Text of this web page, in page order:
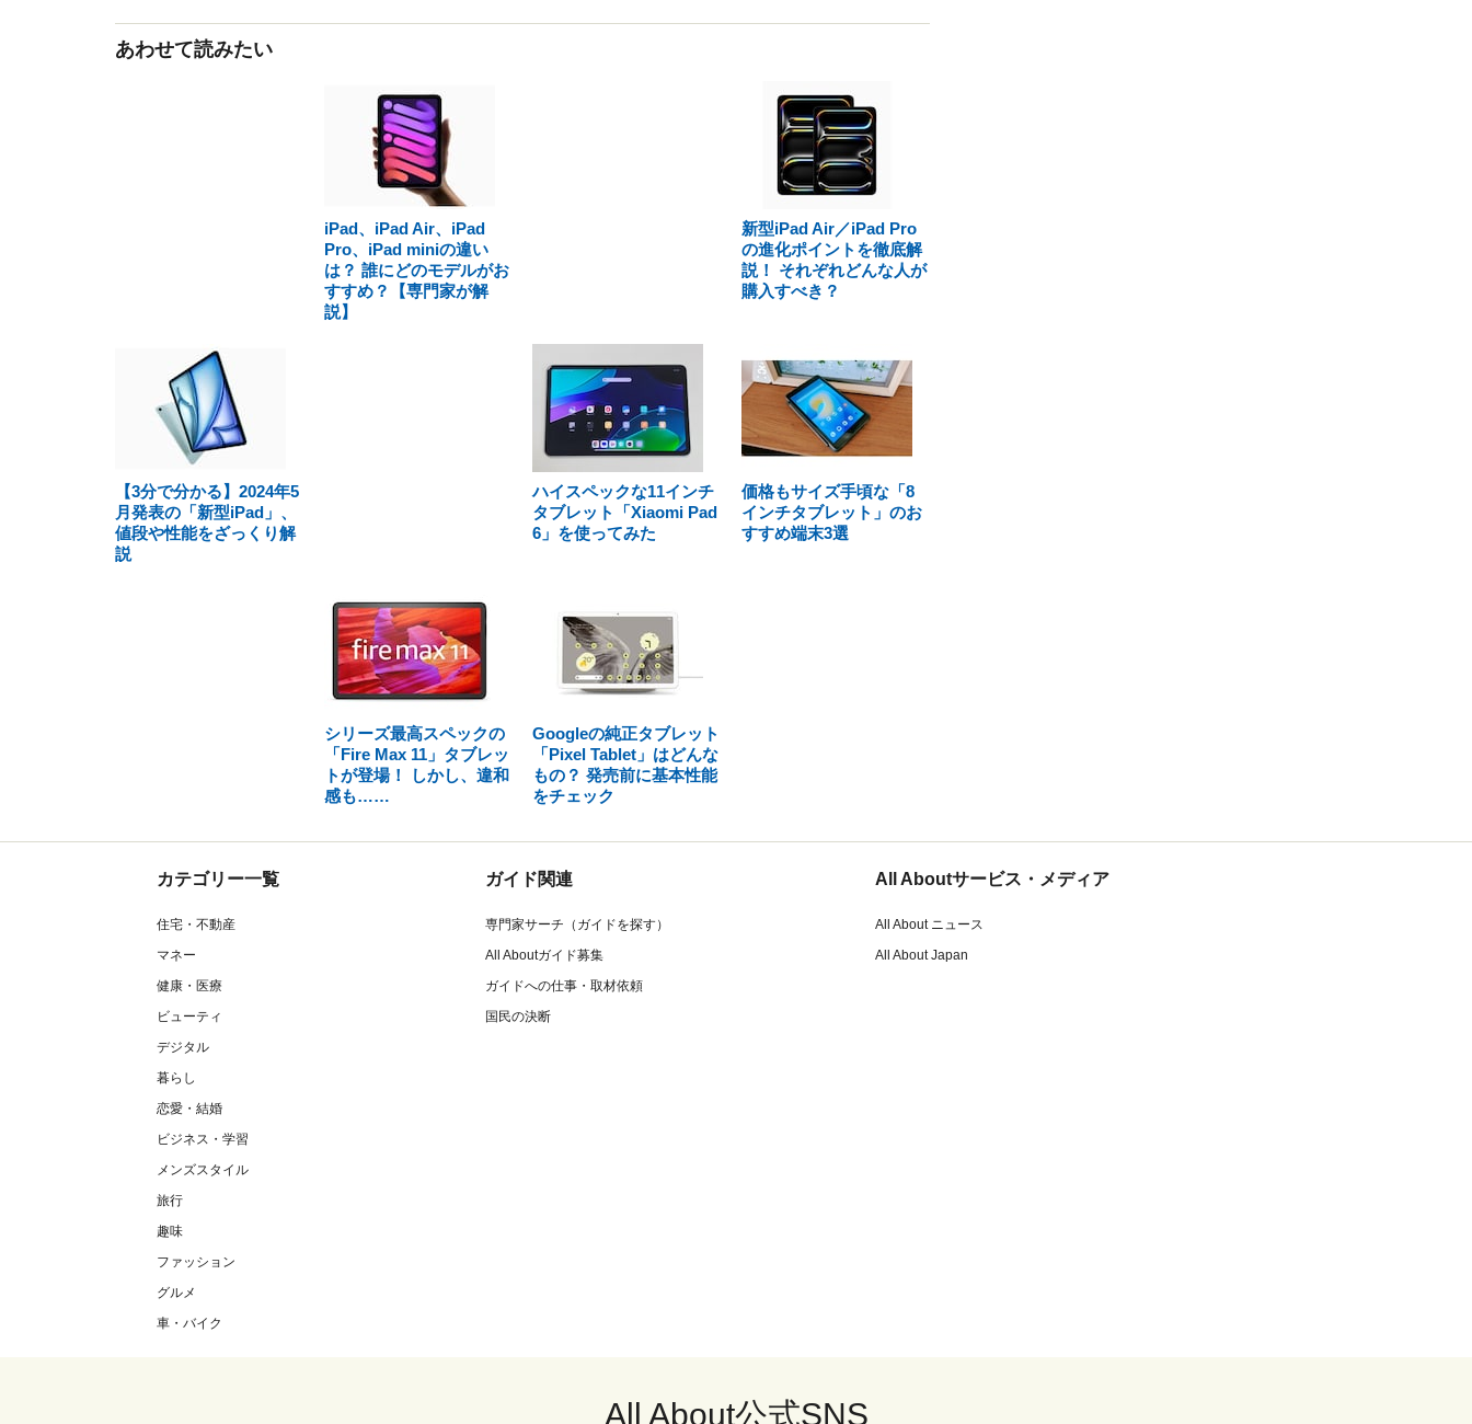
あわせて読みたい
iPad、iPad Air、iPad
Pro、iPad miniの違い
は？ 誰にどのモデルがお
すすめ？【専門家が解
説】
新型iPad Air／iPad Pro
の進化ポイントを徹底解
説！ それぞれどんな人が
購入すべき？
【3分で分かる】2024年5
月発表の「新型iPad」、
値段や性能をざっくり解
説
ハイスペックな11インチ
タブレット「Xiaomi Pad
6」を使ってみた
価格もサイズ手頃な「8
インチタブレット」のお
すすめ端末3選
シリーズ最高スペックの
「Fire Max 11」タブレッ
トが登場！ しかし、違和
感も……
Googleの純正タブレット
「Pixel Tablet」はどんな
もの？ 発売前に基本性能
をチェック
カテゴリー一覧
住宅・不動産
マネー
健康・医療
ビューティ
デジタル
暮らし
恋愛・結婚
ビジネス・学習
メンズスタイル
旅行
趣味
ファッション
グルメ
車・バイク
ガイド関連
専門家サーチ（ガイドを探す）
All Aboutガイド募集
ガイドへの仕事・取材依頼
国民の決断
All Aboutサービス・メディア
All About ニュース
All About Japan
All About公式SNS